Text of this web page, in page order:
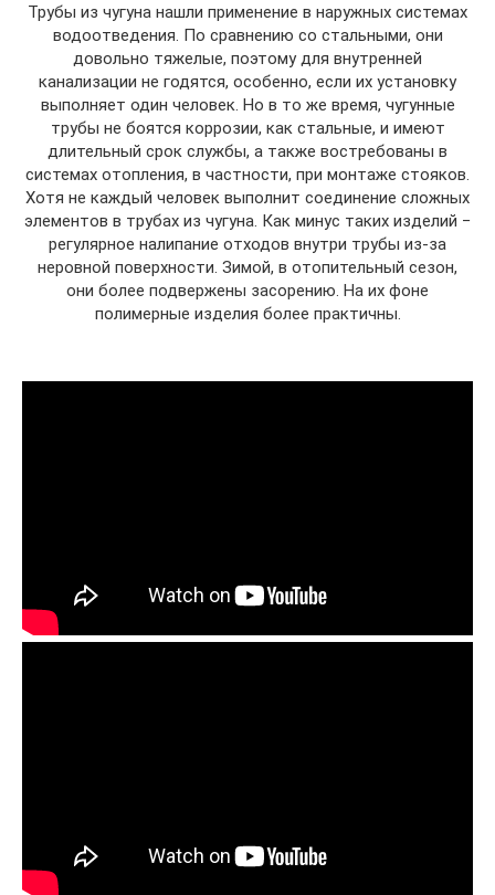
Трубы из чугуна нашли применение в наружных системах
водоотведения. По сравнению со стальными, они
довольно тяжелые, поэтому для внутренней
канализации не годятся, особенно, если их установку
выполняет один человек. Но в то же время, чугунные
трубы не боятся коррозии, как стальные, и имеют
длительный срок службы, а также востребованы в
системах отопления, в частности, при монтаже стояков.
Хотя не каждый человек выполнит соединение сложных
элементов в трубах из чугуна. Как минус таких изделий −
регулярное налипание отходов внутри трубы из-за
неровной поверхности. Зимой, в отопительный сезон,
они более подвержены засорению. На их фоне
полимерные изделия более практичны.